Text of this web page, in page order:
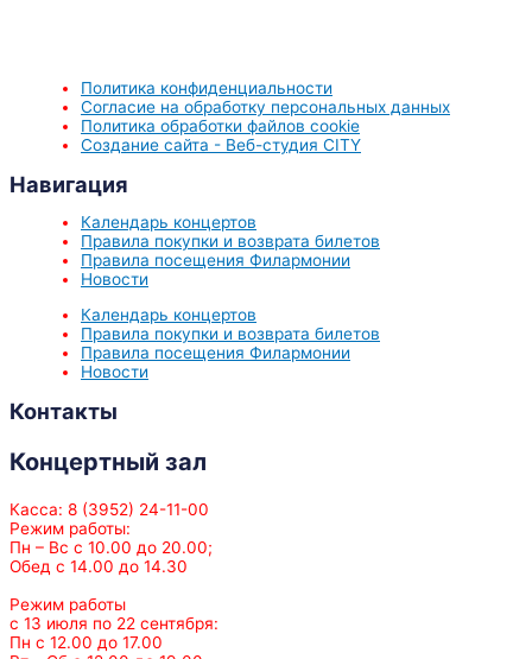
Политика конфиденциальности
Согласие на обработку персональных данных
Политика обработки файлов cookie
Создание сайта - Веб-студия CITY
Навигация
Календарь концертов
Правила покупки и возврата билетов
Правила посещения Филармонии
Новости
Календарь концертов
Правила покупки и возврата билетов
Правила посещения Филармонии
Новости
Контакты
Концертный зал
Касса: 8 (3952) 24-11-00
Режим работы:
Пн – Вс с 10.00 до 20.00;
Обед с 14.00 до 14.30
Режим работы
с 13 июля по 22 сентября:
Пн с 12.00 до 17.00